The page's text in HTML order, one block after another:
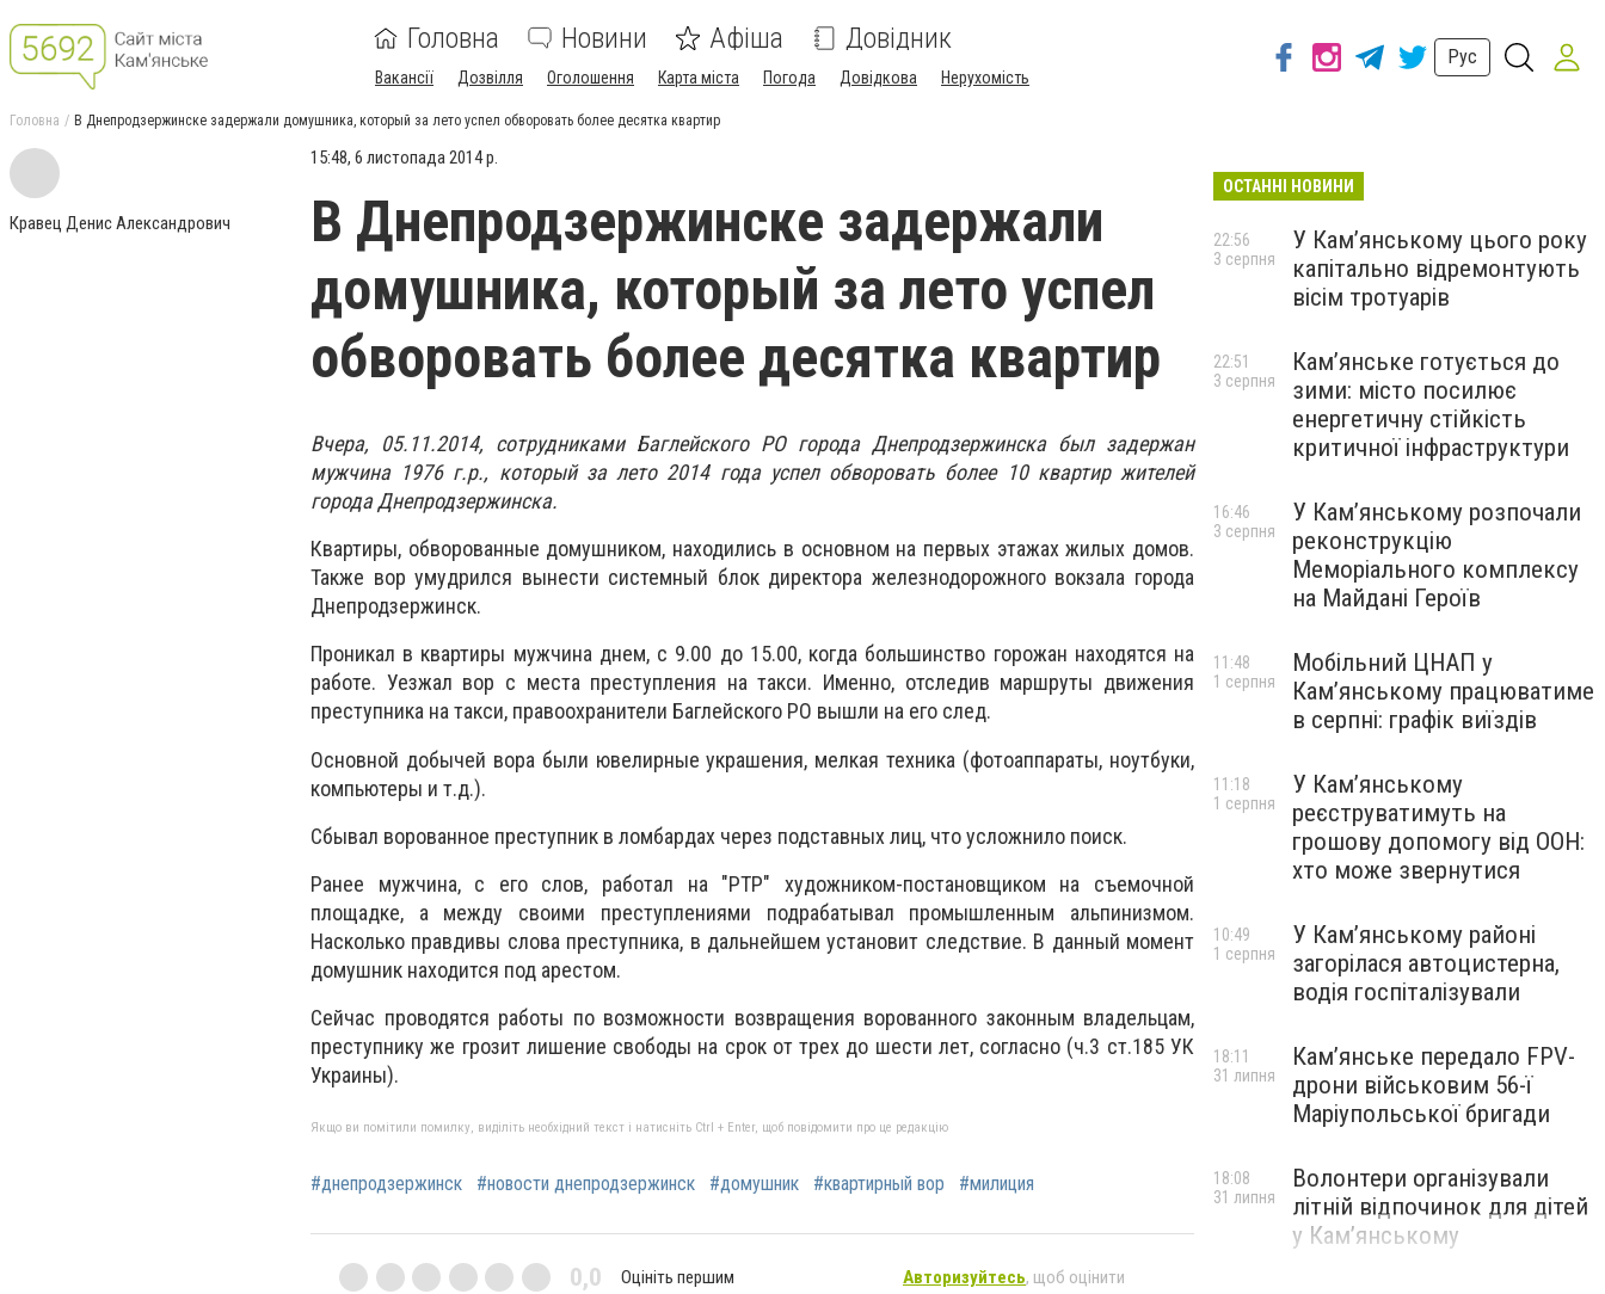
Головна Новини Афіша Довідник
Вакансії Дозвілля Оголошення Карта міста Погода Довідкова Нерухомість
Рус
Головна В Днепродзержинске задержали домушника, который за лето успел обворовать более десятка квартир
Кравец Денис Александрович
15:48, 6 листопада 2014 р.
В Днепродзержинске задержали
домушника, который за лето успел
обворовать более десятка квартир
Вчера, 05.11.2014, сотрудниками Баглейского РО города Днепродзержинска был задержан
мужчина 1976 г.р., который за лето 2014 года успел обворовать более 10 квартир жителей
города Днепродзержинска.
Квартиры, обворованные домушником, находились в основном на первых этажах жилых домов.
Также вор умудрился вынести системный блок директора железнодорожного вокзала города
Днепродзержинск.
Проникал в квартиры мужчина днем, с 9.00 до 15.00, когда большинство горожан находятся на
работе. Уезжал вор с места преступления на такси. Именно, отследив маршруты движения
преступника на такси, правоохранители Баглейского РО вышли на его след.
Основной добычей вора были ювелирные украшения, мелкая техника (фотоаппараты, ноутбуки,
компьютеры и т.д.).
Сбывал ворованное преступник в ломбардах через подставных лиц, что усложнило поиск.
Ранее мужчина, с его слов, работал на "РТР" художником-постановщиком на съемочной
площадке, а между своими преступлениями подрабатывал промышленным альпинизмом.
Насколько правдивы слова преступника, в дальнейшем установит следствие. В данный момент
домушник находится под арестом.
Сейчас проводятся работы по возможности возвращения ворованного законным владельцам,
преступнику же грозит лишение свободы на срок от трех до шести лет, согласно (ч.3 ст.185 УК
Украины).
Якщо ви помітили помилку, виділіть необхідний текст і натисніть Ctrl + Enter, щоб повідомити про це редакцію
#днепродзержинск #новости днепродзержинск #домушник #квартирный вор #милиция
0,0 Оцініть першим Авторизуйтесь, щоб оцінити
ОСТАННІ НОВИНИ
У Кам’янському цього року
капітально відремонтують
вісім тротуарів
22:56
3 серпня
Кам’янське готується до
зими: місто посилює
енергетичну стійкість
критичної інфраструктури
22:51
3 серпня
У Кам’янському розпочали
реконструкцію
Меморіального комплексу
на Майдані Героїв
16:46
3 серпня
Мобільний ЦНАП у
Кам’янському працюватиме
в серпні: графік виїздів
11:48
1 серпня
У Кам’янському
реєструватимуть на
грошову допомогу від ООН:
хто може звернутися
11:18
1 серпня
У Кам’янському районі
загорілася автоцистерна,
водія госпіталізували
10:49
1 серпня
Кам’янське передало FPV-
дрони військовим 56-ї
Маріупольської бригади
18:11
31 липня
Волонтери організували
літній відпочинок для дітей
у Кам’янському
18:08
31 липня